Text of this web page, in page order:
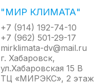
"МИР КЛИМАТА"
+7 (914) 192-74-10
+7 (962) 501-29-17
mirklimata-dv@mail.ru
г. Хабаровск,
ул.Хабаровская 15 В
ТЦ «МИРЭКС», 2 этаж